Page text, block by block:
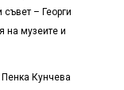
– Георги
на музеите и
Кунчева